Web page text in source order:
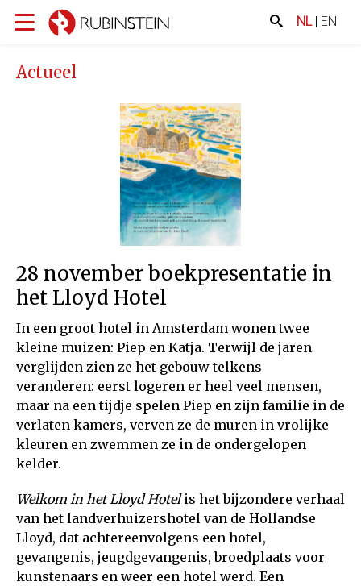
NL| EN
Actueel
28 november boekpresentatie in
het Lloyd Hotel
In een groot hotel in Amsterdam wonen twee
kleine muizen: Piep en Katja. Terwijl de jaren
verglijden zien ze het gebouw telkens
veranderen: eerst logeren er heel veel mensen,
maar na een tijdje spelen Piep en zijn familie in de
verlaten kamers, verven ze de muren in vrolijke
kleuren en zwemmen ze in de ondergelopen
kelder.
Welkom in het Lloyd Hotelis het bijzondere verhaal
van het landverhuizershotel van de Hollandse
Lloyd, dat achtereenvolgens een hotel,
gevangenis, jeugdgevangenis, broedplaats voor
kunstenaars en weer een hotel werd. Een